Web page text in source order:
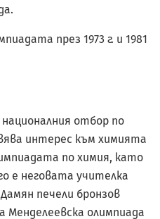
през 1973 г. и 1981
отбор по
интерес към химията
по химия, като
е неговата учителка
печели бронзов
олимпиада